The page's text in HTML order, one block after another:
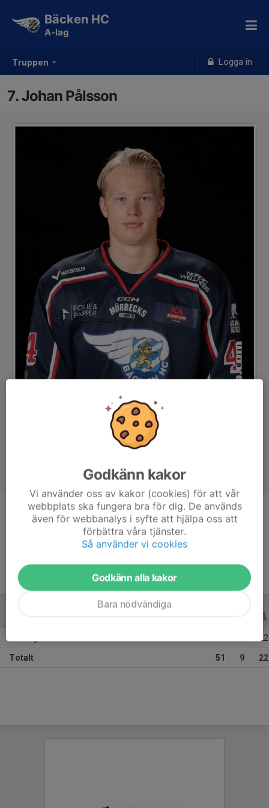
Truppen Logga in
Bäcken HC
A-lag
7. Johan Pålsson
Position
Forward
21 år
22
Totalt 51 9 22
Godkänn kakor
Vi använder oss av kakor (cookies) för att vår
webbplats ska fungera bra för dig. De används
även för webbanalys i syfte att hjälpa oss att
förbättra våra tjänster.
Så använder vi cookies
Godkänn alla kakor
Bara nödvändiga